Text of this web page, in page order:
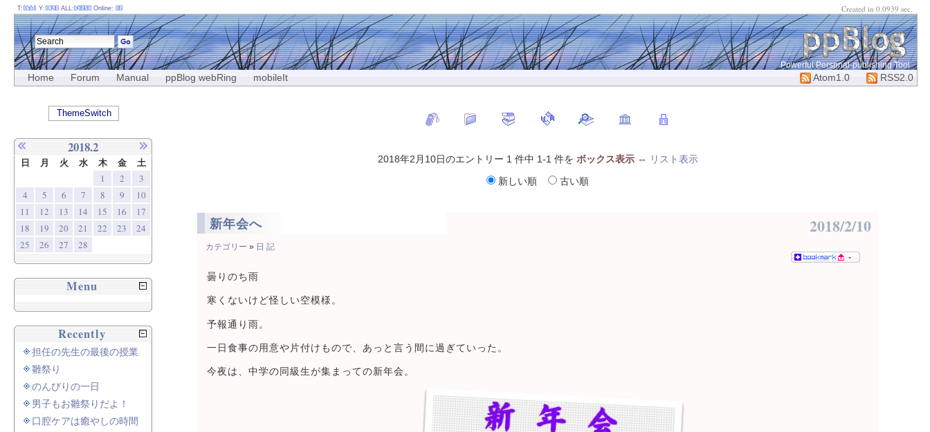
Powerful Perspnal-publishing Tool
Home Forum Manual ppBlog webRing mobileIt RSS2.0
Atom1.0
2018年2月10日のエントリー 1 件中 1-1 件を ボックス表示⇔
リスト表示
新しい順
古い順
新年会へ 2018/2/10
カテゴリー » 日 記
-
曇りのち雨
寒くないけど怪しい空模様。
予報通り雨。
一日食事の用意や片付けもので、あっと言う間に過ぎていった。
今夜は、中学の同級生が集まっての新年会。
T: Y: ALL: Online:
ThemeSwitch
Created in 0.0939 sec.
2018.2
日 月 火 水 木 金 土
1 2
3
4
5 6 7 8 9
10
11
12 13 14 15 16
17
18
19 20 21 22 23
24
25
26 27 28
Menu
Recently
担任の先生の最後の授業
雛祭り
のんびりの一日
男子もお雛祭りだよ！
口腔ケアは癒やしの時間